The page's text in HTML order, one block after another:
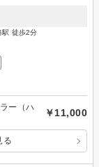
駅 徒歩2分
ー（ハ
￥11,000
る